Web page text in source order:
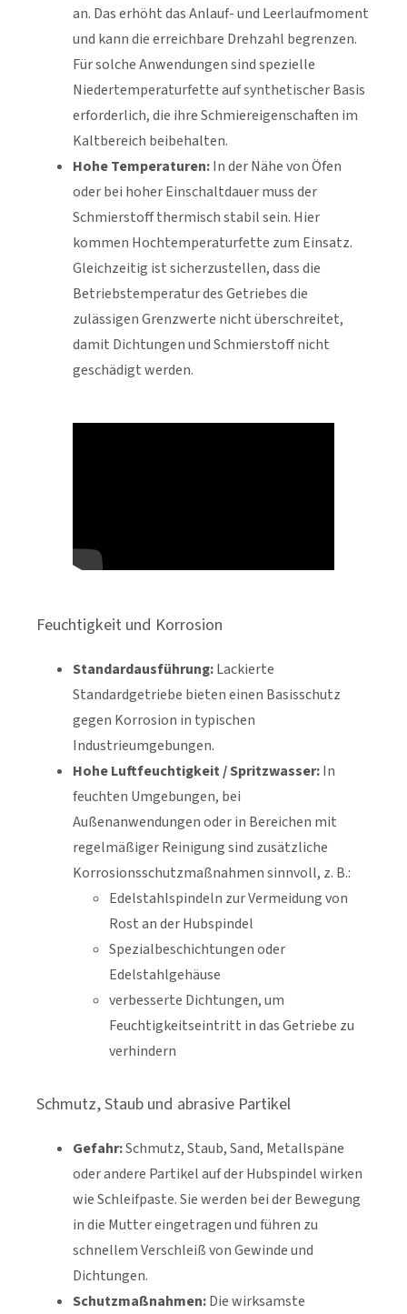
an. Das erhöht das Anlauf- und Leerlaufmoment
und kann die erreichbare Drehzahl begrenzen.
Für solche Anwendungen sind spezielle
Niedertemperaturfette auf synthetischer Basis
erforderlich, die ihre Schmiereigenschaften im
Kaltbereich beibehalten.
Hohe Temperaturen:In der Nähe von Öfen
oder bei hoher Einschaltdauer muss der
Schmierstoff thermisch stabil sein. Hier
kommen Hochtemperaturfette zum Einsatz.
Gleichzeitig ist sicherzustellen, dass die
Betriebstemperatur des Getriebes die
zulässigen Grenzwerte nicht überschreitet,
damit Dichtungen und Schmierstoff nicht
geschädigt werden.
Feuchtigkeit und Korrosion
Standardausführung:Lackierte
Standardgetriebe bieten einen Basisschutz
gegen Korrosion in typischen
Industrieumgebungen.
Hohe Luftfeuchtigkeit / Spritzwasser:In
feuchten Umgebungen, bei
Außenanwendungen oder in Bereichen mit
regelmäßiger Reinigung sind zusätzliche
Korrosionsschutzmaßnahmen sinnvoll, z. B.:
Edelstahlspindeln zur Vermeidung von
Rost an der Hubspindel
Spezialbeschichtungen oder
Edelstahlgehäuse
verbesserte Dichtungen, um
Feuchtigkeitseintritt in das Getriebe zu
verhindern
Schmutz, Staub und abrasive Partikel
Gefahr:Schmutz, Staub, Sand, Metallspäne
oder andere Partikel auf der Hubspindel wirken
wie Schleifpaste. Sie werden bei der Bewegung
in die Mutter eingetragen und führen zu
schnellem Verschleiß von Gewinde und
Dichtungen.
Schutzmaßnahmen:Die wirksamste